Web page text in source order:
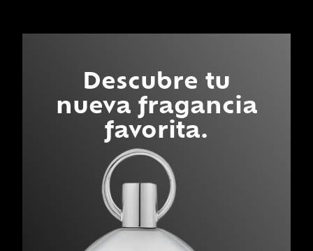
Descubre tu
nueva fragancia
favorita.